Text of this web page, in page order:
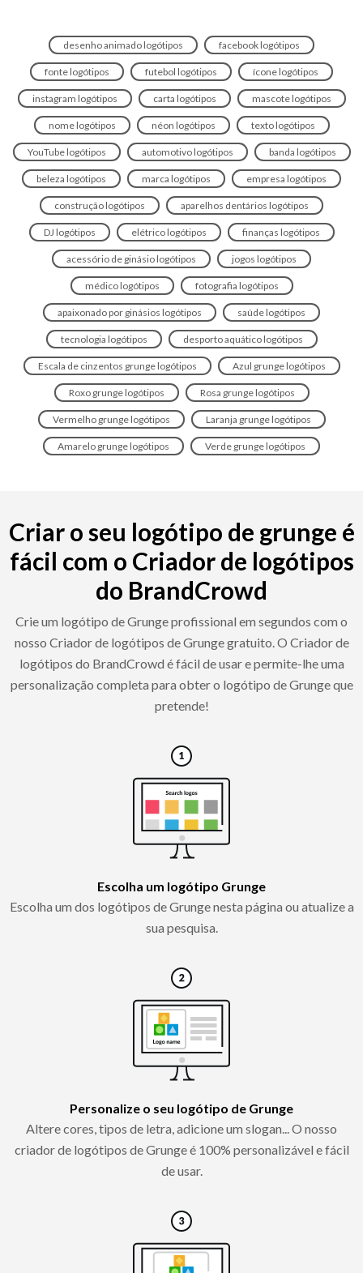
desenho animado logótipos facebook logótipos
fonte logótipos futebol logótipos ícone logótipos
instagram logótipos carta logótipos mascote logótipos
nome logótipos néon logótipos texto logótipos
YouTube logótipos automotivo logótipos banda logótipos
beleza logótipos marca logótipos empresa logótipos
construção logótipos aparelhos dentários logótipos
DJ logótipos elétrico logótipos finanças logótipos
acessório de ginásio logótipos jogos logótipos
médico logótipos fotografia logótipos
apaixonado por ginásios logótipos saúde logótipos
tecnologia logótipos desporto aquático logótipos
Escala de cinzentos grunge logótipos Azul grunge logótipos
Roxo grunge logótipos Rosa grunge logótipos
Vermelho grunge logótipos Laranja grunge logótipos
Amarelo grunge logótipos Verde grunge logótipos
Criar o seu logótipo de grunge é
fácil com o Criador de logótipos
do BrandCrowd
Crie um logótipo de Grunge profissional em segundos com o
nosso Criador de logótipos de Grunge gratuito. O Criador de
logótipos do BrandCrowd é fácil de usar e permite-lhe uma
personalização completa para obter o logótipo de Grunge que
pretende!
Escolha um logótipo Grunge
Escolha um dos logótipos de Grunge nesta página ou atualize a
sua pesquisa.
Personalize o seu logótipo de Grunge
Altere cores, tipos de letra, adicione um slogan... O nosso
criador de logótipos de Grunge é 100% personalizável e fácil
de usar.